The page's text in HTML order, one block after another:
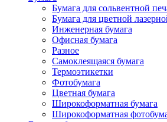
Бумага для сольвентной
Бумага для цветной
Инженерная бумага
Офисная бумага
Разное
Самоклеящаяся бумага
Термоэтикетки
Фотобумага
Цветная бумага
Широкоформатная бумага
Широкоформатная